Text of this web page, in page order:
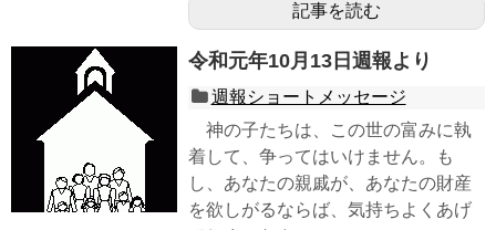
記事を読む
令和元年10月13日週報より
週報ショートメッセージ
神の子たちは、この世の富みに執
着して、争ってはいけません。も
し、あなたの親戚が、あなたの財産
を欲しがるならば、気持ちよくあげ